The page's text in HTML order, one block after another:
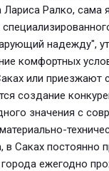
Ралко,
надежду",
комфортных
или приезжают
создание
значения с
Саках постоянно
ежегодно